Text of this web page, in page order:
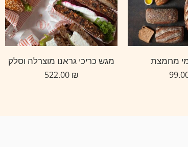
מחמצת מגש כריכי גראנו מוצרלה וסלק
₪
522.00